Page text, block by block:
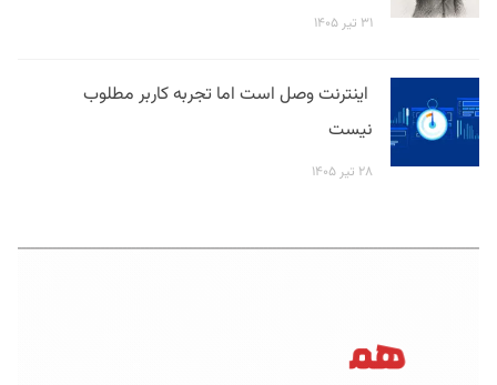
۳۱ تیر ۱۴۰۵
اینترنت وصل است اما تجربه کاربر مطلوب
نیست
۲۸ تیر ۱۴۰۵